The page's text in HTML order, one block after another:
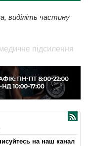
виділіть частину
підсилення
на наш канал